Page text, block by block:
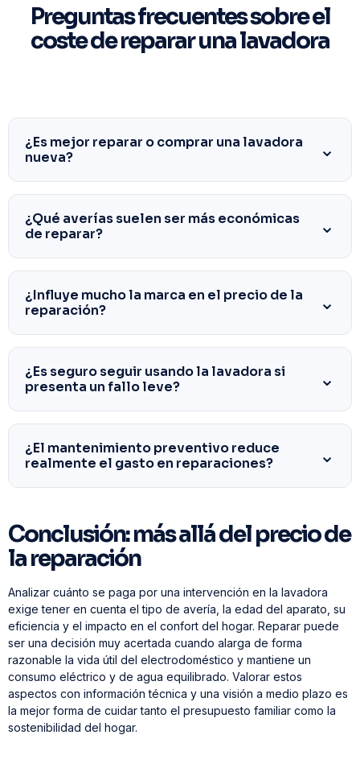
Preguntas frecuentes sobre el
coste de reparar una lavadora
¿Es mejor reparar o comprar una lavadora
nueva?
¿Qué averías suelen ser más económicas
de reparar?
¿Influye mucho la marca en el precio de la
reparación?
¿Es seguro seguir usando la lavadora si
presenta un fallo leve?
¿El mantenimiento preventivo reduce
realmente el gasto en reparaciones?
Conclusión: más allá del precio de
la reparación
Analizar cuánto se paga por una intervención en la lavadora
exige tener en cuenta el tipo de avería, la edad del aparato, su
eficiencia y el impacto en el confort del hogar. Reparar puede
ser una decisión muy acertada cuando alarga de forma
razonable la vida útil del electrodoméstico y mantiene un
consumo eléctrico y de agua equilibrado. Valorar estos
aspectos con información técnica y una visión a medio plazo es
la mejor forma de cuidar tanto el presupuesto familiar como la
sostenibilidad del hogar.